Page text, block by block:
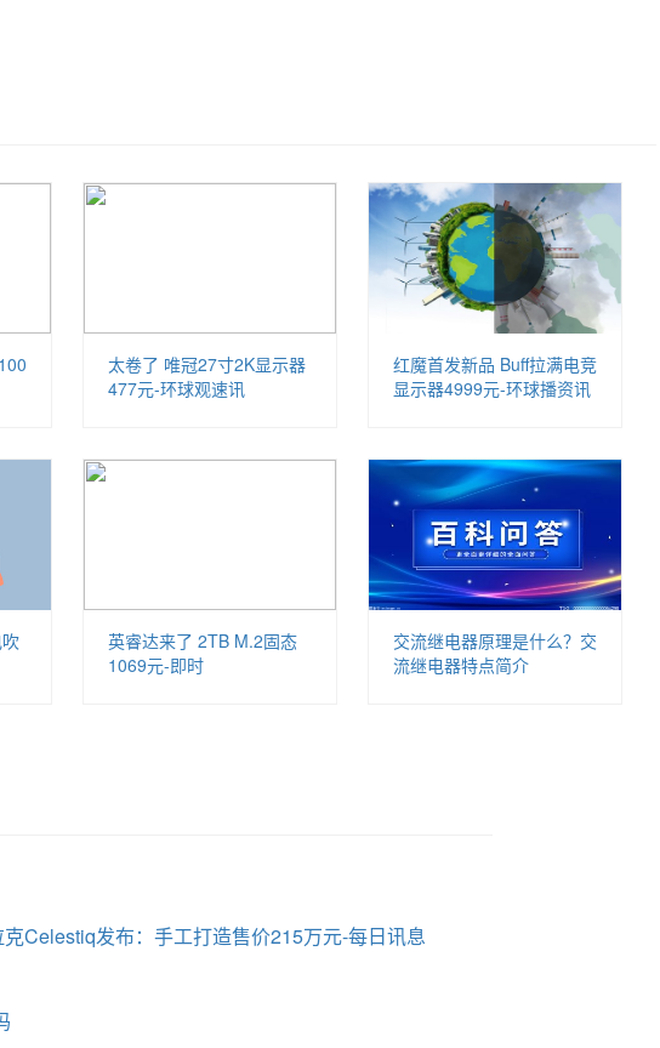
太卷了 唯冠27寸2K显示器
477元-环球观速讯
红魔首发新品 Buff拉满电竞
显示器4999元-环球播资讯
英睿达来了 2TB M.2固态
1069元-即时
交流继电器原理是什么？交
流继电器特点简介
Celestiq发布：手工打造售价215万元-每日讯息